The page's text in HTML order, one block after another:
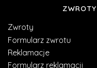
Linki w stopce
Zwroty
Formularz zwrotu
Reklamacje
Formularz reklamacji